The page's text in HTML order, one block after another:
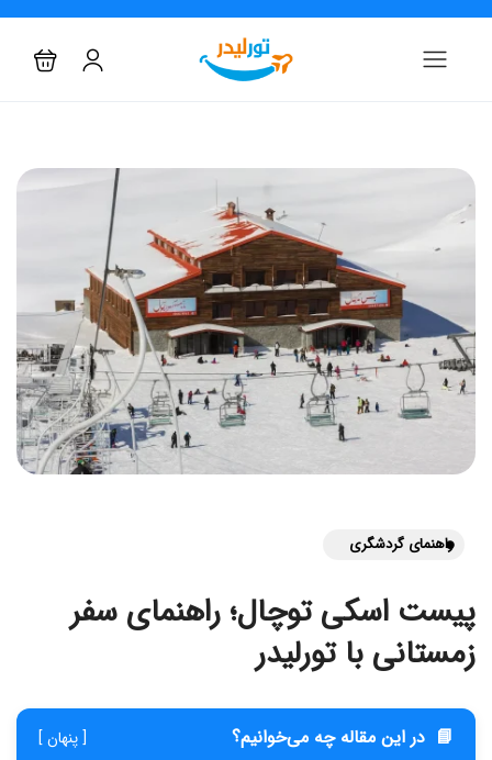
راهنمای گردشگری
پیست اسکی توچال؛ راهنمای سفر
زمستانی با تورلیدر
📘 در این مقاله چه می‌خوانیم؟ [ پنهان ]